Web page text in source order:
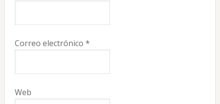
Correo electrónico *
Web